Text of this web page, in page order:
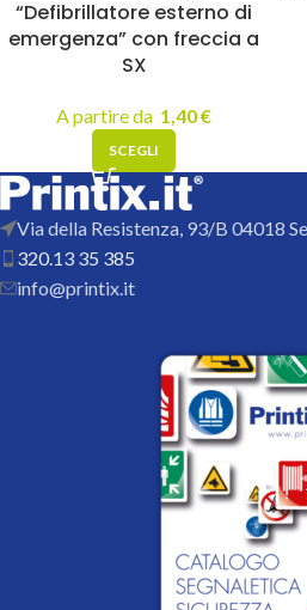
“Defibrillatore esterno di
emergenza” con freccia a
SX
A partire da 1,40€
SCEGLI
Via della Resistenza, 93/B 04018
320.13 35 385
info@printix.it